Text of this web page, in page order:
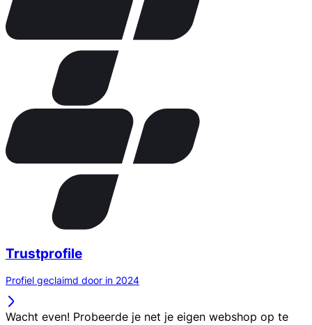
Trustprofile
Profiel geclaimd door in 2024
Wacht even! Probeerde je net je eigen webshop op te